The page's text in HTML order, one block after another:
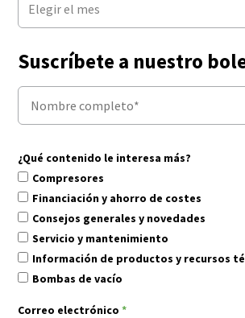
Elegir el mes
Suscríbete a nuestro
¿Qué contenido le interesa más?
Compresores
Financiación y ahorro de costes
Consejos generales y novedades
Servicio y mantenimiento
Información de productos y recursos
Bombas de vacío
Correo electrónico *